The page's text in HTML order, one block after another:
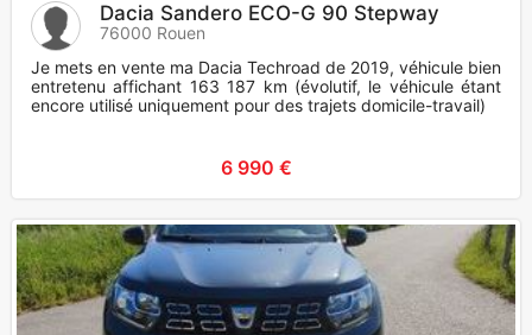
Dacia Sandero ECO-G 90 Stepway
76000 Rouen
Je mets en vente ma Dacia Techroad de 2019, véhicule bien
entretenu affichant 163 187 km (évolutif, le véhicule étant
encore utilisé uniquement pour des trajets domicile-travail).
6 990 €